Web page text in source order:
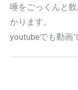
唾をごっくんと
かります。
youtubeでも動画